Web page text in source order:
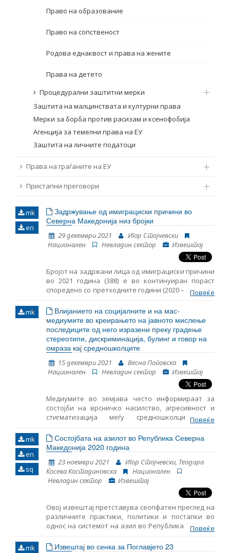
Право на образование
Право на сопственост
Родова еднаквост и права на жените
Права на детето
Процедурални заштитни мерки
Заштита на малцинствата и културни права
Мерки за борба против расизам и ксенофобија
Агенција за темелни права на ЕУ
Заштита на личните податоци
Права на граѓаните на ЕУ
Пристапни преговори
mk
en
Задржување од имиграциски причини во
Северна Македонија низ бројки
29 декември 2021
Игор Стојчевски
Национален
Невладин сектор Извештај
Бројот на задржани лица од имиграциски причини
во 2021 година (388) е во континуиран пораст
споредено со претходните години (2020 – 317, 2019
- 225). Постои мало намалување на бројот на
задржани деца од имиграциски причини во 2021
година, споредено со истиот период во 2020
година. Просечното време на задржување на
дете во ПТЦ Винојуг изнесува 29 денови, а
најдолгото 50 денови. Во најголем број на случаи
беше назначен старател на задржаните деца без
придружба. Меѓутоа понекогаш имаше доцнење
околу навременото назначување на старателот.
Повеќе
mk
Влијанието на социјалните и на мас-
медиумите во креирањето на јавното мислење
последиците од него изразени преку градење
стереотипи, дискриминација, булинг и говор на
омраза кај средношколците
15 декември 2021
Весна Поповска
Национален
Невладин сектор Извештај
Медиумите во земјава често информираат за
состојби на врсничко насилство, агресивност и
стигматизација меѓу средношколците, но
недостигаат емпириски истражувања за
каузалната поврзаност, изолација и онлајн
наставата, ваквите настани не изостанаа во
офлајн светот, што индицира дека улогата на
медиумите, во целиот процес, претставува
фактор на кој системски треба да му се пристапи.
Повеќе
mk
en
sq
Состојбата на азилот во Република Северна
Македонија 2020 година
23 ноември 2021
Игор Стојчевски, Теодора
Ќосева Костадиновска
Национален
Невладин сектор
Извештај
Овој извештај претставува сеопфатен преглед на
различните практики, политики и постапки во
однос на системот на азил во Република Северна
Македонија во 2020 година. Извештајот ги
истакнува главните предизвици со кои се
Повеќе
mk Извештај во сенка за Поглавјето 23